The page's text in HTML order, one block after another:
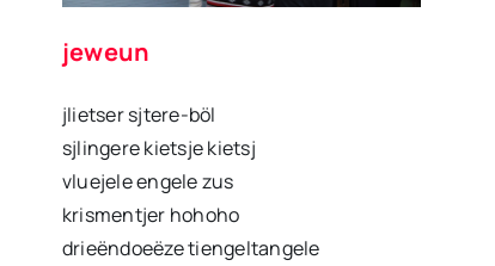
jeweun
jlietser sjtere-böl
sjlingere kietsje kietsj
vluejele engele zus
krismentjer hohoho
drieëndoeëze tiengeltangele